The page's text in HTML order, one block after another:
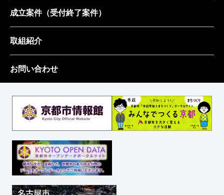
成立案件（受付終了案件）
取組紹介
お問い合わせ